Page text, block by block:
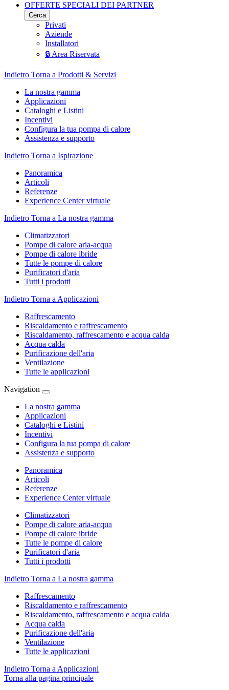
OFFERTE SPECIALI DEI PARTNER
Cerca
Privati
Aziende
Installatori
🔒 Area Riservata
Indietro Torna a Prodotti & Servizi
La nostra gamma
Applicazioni
Cataloghi e Listini
Incentivi
Configura la tua pompa di calore
Assistenza e supporto
Indietro Torna a Ispirazione
Panoramica
Articoli
Referenze
Experience Center virtuale
Indietro Torna a La nostra gamma
Climatizzatori
Pompe di calore aria-acqua
Pompe di calore ibride
Tutte le pompe di calore
Purificatori d'aria
Tutti i prodotti
Indietro Torna a Applicazioni
Raffrescamento
Riscaldamento e raffrescamento
Riscaldamento, raffrescamento e acqua calda
Acqua calda
Purificazione dell'aria
Ventilazione
Tutte le applicazioni
Navigation
La nostra gamma
Applicazioni
Cataloghi e Listini
Incentivi
Configura la tua pompa di calore
Assistenza e supporto
Panoramica
Articoli
Referenze
Experience Center virtuale
Climatizzatori
Pompe di calore aria-acqua
Pompe di calore ibride
Tutte le pompe di calore
Purificatori d'aria
Tutti i prodotti
Indietro Torna a La nostra gamma
Raffrescamento
Riscaldamento e raffrescamento
Riscaldamento, raffrescamento e acqua calda
Acqua calda
Purificazione dell'aria
Ventilazione
Tutte le applicazioni
Indietro Torna a Applicazioni
Torna alla pagina principale